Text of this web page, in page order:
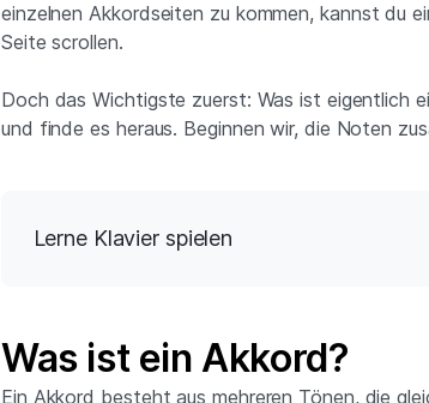
einzelnen Akkordseiten zu kommen, kannst du
Seite scrollen.
Doch das Wichtigste zuerst: Was ist eigentlich
und finde es heraus. Beginnen wir, die Noten
Lerne Klavier spielen
Was ist ein Akkord?
Ein Akkord besteht aus mehreren Tönen, die